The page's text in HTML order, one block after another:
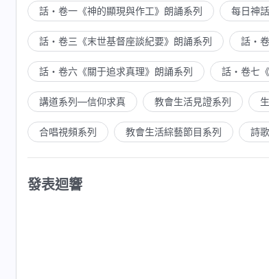
話・卷一《神的顯現與作工》朗誦系列 每日神
話・卷三《末世基督座談紀要》朗誦系列 話・
話・卷六《關于追求真理》朗誦系列 話・卷七
講道系列—信仰求真 教會生活見證系列
合唱視頻系列 教會生活綜藝節目系列 詩
發表迴響